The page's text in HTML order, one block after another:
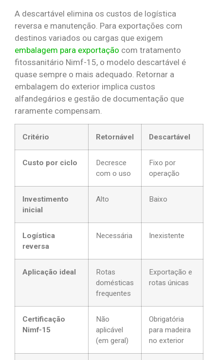
A descartável elimina os custos de logística
reversa e manutenção. Para exportações com
destinos variados ou cargas que exigem
embalagem para exportação com tratamento
fitossanitário Nimf-15, o modelo descartável é
quase sempre o mais adequado. Retornar a
embalagem do exterior implica custos
alfandegários e gestão de documentação que
raramente compensam.
Critério Retornável Descartável
Custo por ciclo
Decresce
com o uso
Fixo por
operação
Investimento
inicial
Alto Baixo
Logística
reversa
Necessária Inexistente
Aplicação ideal
Rotas
domésticas
frequentes
Exportação e
rotas únicas
Certificação
Nimf-15
Não
aplicável
(em geral)
Obrigatória
para madeira
no exterior